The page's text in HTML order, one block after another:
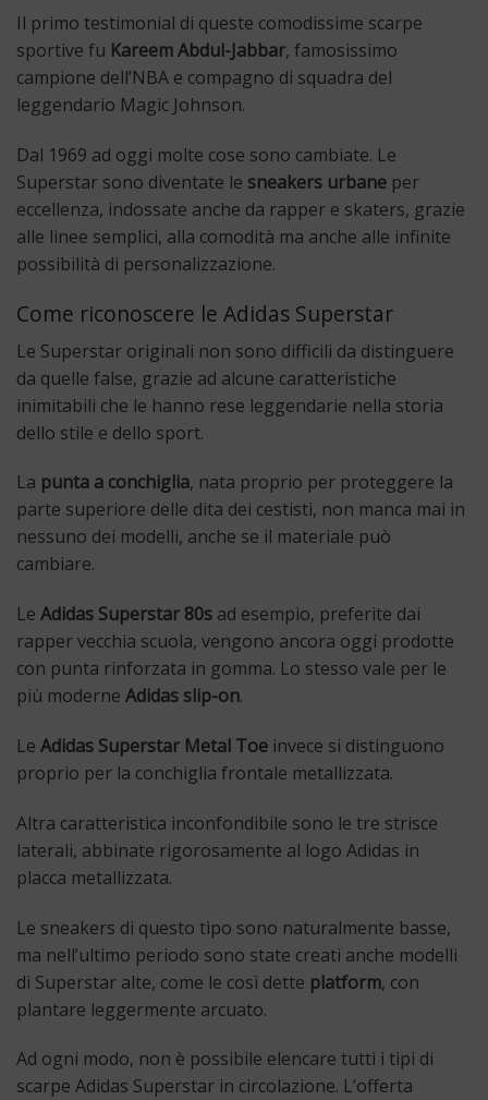
Il primo testimonial di queste comodissime scarpe
sportive fu Kareem Abdul-Jabbar, famosissimo
campione dell’NBA e compagno di squadra del
leggendario Magic Johnson.
Dal 1969 ad oggi molte cose sono cambiate. Le
Superstar sono diventate le sneakers urbane per
eccellenza, indossate anche da rapper e skaters, grazie
alle linee semplici, alla comodità ma anche alle infinite
possibilità di personalizzazione.
Come riconoscere le Adidas Superstar
Le Superstar originali non sono difficili da distinguere
da quelle false, grazie ad alcune caratteristiche
inimitabili che le hanno rese leggendarie nella storia
dello stile e dello sport.
La punta a conchiglia, nata proprio per proteggere la
parte superiore delle dita dei cestisti, non manca mai in
nessuno dei modelli, anche se il materiale può
cambiare.
Le Adidas Superstar 80s ad esempio, preferite dai
rapper vecchia scuola, vengono ancora oggi prodotte
con punta rinforzata in gomma. Lo stesso vale per le
più moderne Adidas slip-on.
Le Adidas Superstar Metal Toe invece si distinguono
proprio per la conchiglia frontale metallizzata.
Altra caratteristica inconfondibile sono le tre strisce
laterali, abbinate rigorosamente al logo Adidas in
placca metallizzata.
Le sneakers di questo tipo sono naturalmente basse,
ma nell’ultimo periodo sono state creati anche modelli
di Superstar alte, come le così dette platform, con
plantare leggermente arcuato.
Ad ogni modo, non è possibile elencare tutti i tipi di
scarpe Adidas Superstar in circolazione. L’offerta